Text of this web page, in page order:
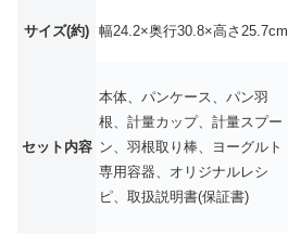
サイズ(約) 幅24.2×奥行30.8×高さ25.7cm
セット内容
本体、パンケース、パン羽
根、計量カップ、計量スプー
ン、羽根取り棒、ヨーグルト
専用容器、オリジナルレシ
ピ、取扱説明書(保証書)